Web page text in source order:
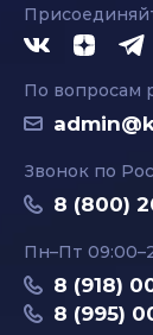
По вопросам
Звонок по
8 (800)
Пн–Пт
8 (918)
8 (995)